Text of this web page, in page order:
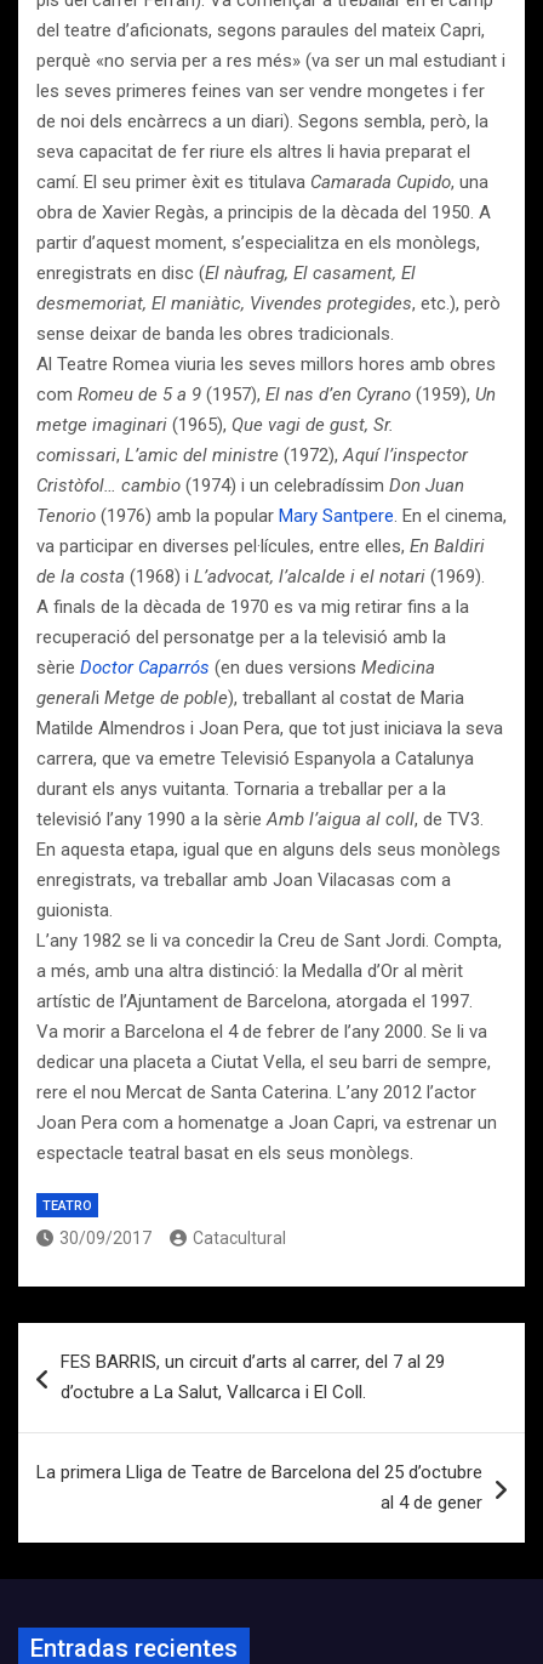
del teatre d’aficionats, segons paraules del mateix Capri,
perquè «no servia per a res més» (va ser un mal estudiant i
les seves primeres feines van ser vendre mongetes i fer
de noi dels encàrrecs a un diari). Segons sembla, però, la
seva capacitat de fer riure els altres li havia preparat el
camí. El seu primer èxit es titulava Camarada Cupido, una
obra de Xavier Regàs, a principis de la dècada del 1950. A
partir d’aquest moment, s’especialitza en els monòlegs,
enregistrats en disc (El nàufrag, El casament, El
desmemoriat, El maniàtic, Vivendes protegides, etc.), però
sense deixar de banda les obres tradicionals.
Al Teatre Romea viuria les seves millors hores amb obres
com Romeu de 5 a 9 (1957), El nas d’en Cyrano (1959), Un
metge imaginari (1965), Que vagi de gust, Sr.
comissari, L’amic del ministre (1972),Aquí l’inspector
Cristòfol… cambio (1974) i un celebradíssim Don Juan
Tenorio (1976) amb la popular Mary Santpere. En el cinema,
va participar en diverses pel·lícules, entre elles, En Baldiri
de la costa (1968) i L’advocat, l’alcalde i el notari (1969).
A finals de la dècada de 1970 es va mig retirar fins a la
recuperació del personatge per a la televisió amb la
sèrie Doctor Caparrós (en dues versions Medicina
generali Metge de poble), treballant al costat de Maria
Matilde Almendros i Joan Pera, que tot just iniciava la seva
carrera, que va emetre Televisió Espanyola a Catalunya
durant els anys vuitanta. Tornaria a treballar per a la
televisió l’any 1990 a la sèrieAmb l’aigua al coll, de TV3.
En aquesta etapa, igual que en alguns dels seus monòlegs
enregistrats, va treballar amb Joan Vilacasas com a
guionista.
L’any 1982 se li va concedir la Creu de Sant Jordi. Compta,
a més, amb una altra distinció: la Medalla d’Or al mèrit
artístic de l’Ajuntament de Barcelona, atorgada el 1997.
Va morir a Barcelona el 4 de febrer de l’any 2000. Se li va
dedicar una placeta a Ciutat Vella, el seu barri de sempre,
rere el nou Mercat de Santa Caterina. L’any 2012 l’actor
Joan Pera com a homenatge a Joan Capri, va estrenar un
espectacle teatral basat en els seus monòlegs.
TEATRO
30/09/2017 Catacultural
de
FES BARRIS, un circuit d’arts al carrer, del 7 al 29
d’octubre a La Salut, Vallcarca i El Coll.
La primera Lliga de Teatre de Barcelona del 25 d’octubre
al 4 de gener
Entradas recientes